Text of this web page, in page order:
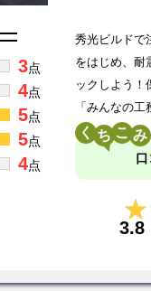
3点
4点
5点
5点
4点
秀光ビルドで
をはじめ、耐
ックしよう！
「みんなの
く こ
3.8